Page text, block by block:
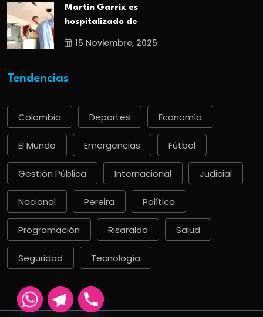
Martin Garrix es
hospitalizado de
15 Noviembre, 2025
Tendencias
Colombia Deportes Economía
El Mundo Emergencias Fútbol
Gestión Pública Internacional Judicial
Nacional Pereira Política
Programación Risaralda Salud
Seguridad Tecnología